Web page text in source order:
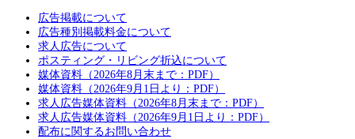
広告掲載について
広告種別掲載料金について
求人広告について
ポスティング・リビング折込について
媒体資料（2026年8月末まで：PDF）
媒体資料（2026年9月1日より：PDF）
求人広告媒体資料（2026年8月末まで：PDF）
求人広告媒体資料（2026年9月1日より：PDF）
配布に関するお問い合わせ